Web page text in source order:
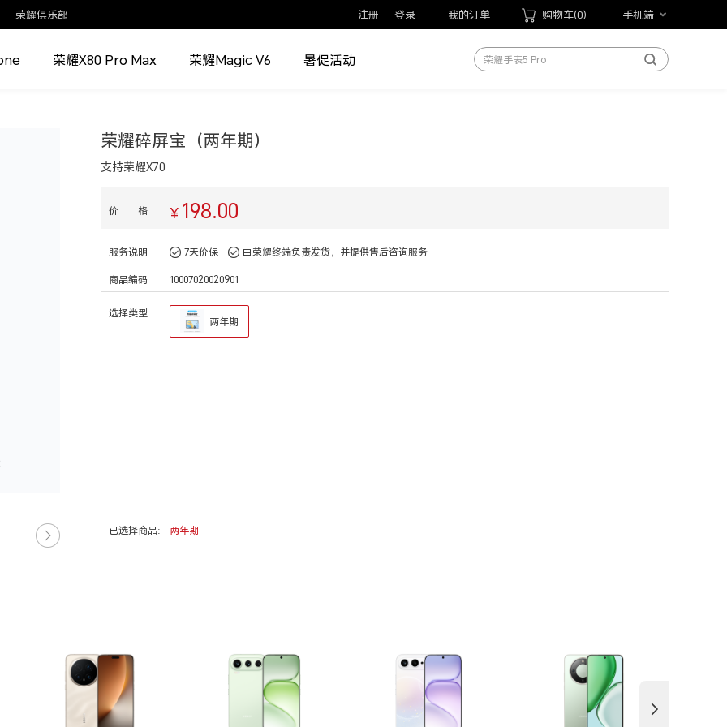
荣耀俱乐部 注册 登录 我的订单 购物车(0) 手机端
荣耀X80 Pro Max 荣耀Magic V6 暑促活动
荣耀Magic V Flip2
荣耀WIN游戏本
荣耀碎屏宝（两年期）
支持荣耀X70
价 格 ¥ 198.00
服务说明 7天价保 由荣耀终端负责发货，并提供售后咨询服务
商品编码 10007020020901
选择类型
两年期
已选择商品: 两年期